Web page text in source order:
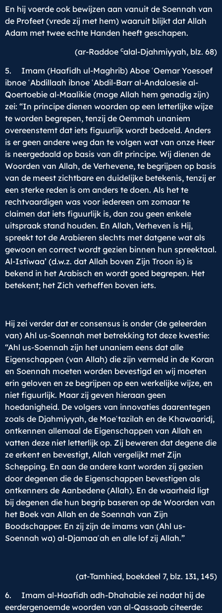
En hij voerde ook bewijzen aan vanuit de Soennah van
de Profeet (vrede zij met hem) waaruit blijkt dat Allah
Adam met twee echte Handen heeft geschapen.
(ar-Raddoe calal-Djahmiyyah, blz. 68)
5. Imam (Haafidh ul-Maghrib) Aboe ʿOemar Yoesoef
ibnoe ʿAbdillaah ibnoe ʿAbdil-Barr al-Andaloesie al-
Qoertoebie al-Maalikie (moge Allah hem genadig zijn)
zei: “In principe dienen woorden op een letterlijke wijze
te worden begrepen, tenzij de Oemmah unaniem
overeenstemt dat iets figuurlijk wordt bedoeld. Anders
is er geen andere weg dan te volgen wat van onze Heer
is neergedaald op basis van dit principe. Wij dienen de
Woorden van Allah, de Verhevene, te begrijpen op basis
van de meest zichtbare en duidelijke betekenis, tenzij er
een sterke reden is om anders te doen. Als het te
rechtvaardigen was voor iedereen om zomaar te
claimen dat iets figuurlijk is, dan zou geen enkele
uitspraak stand houden. En Allah, Verheven is Hij,
spreekt tot de Arabieren slechts met datgene wat als
gewoon en correct wordt gezien binnen hun spreektaal.
Al-Istiwaa’ (d.w.z. dat Allah boven Zijn Troon is) is
bekend in het Arabisch en wordt goed begrepen. Het
betekent; het Zich verheffen boven iets.
Hij zei verder dat er consensus is onder (de geleerden
van) Ahl us-Soennah met betrekking tot deze kwestie:
“Ahl us-Soennah zijn het unaniem eens dat alle
Eigenschappen (van Allah) die zijn vermeld in de Koran
en Soennah moeten worden bevestigd en wij moeten
erin geloven en ze begrijpen op een werkelijke wijze, en
niet figuurlijk. Maar zij geven hieraan geen
hoedanigheid. De volgers van innovaties daarentegen
zoals de Djahmiyyah, de Moeʿtazilah en de Khawaaridj,
ontkennen allemaal de Eigenschappen van Allah en
vatten deze niet letterlijk op. Zij beweren dat degene die
ze erkent en bevestigt, Allah vergelijkt met Zijn
Schepping. En aan de andere kant worden zij gezien
door degenen die de Eigenschappen bevestigen als
ontkenners de Aanbedene (Allah). En de waarheid ligt
bij degenen die hun begrip baseren op de Woorden van
het Boek van Allah en de Soennah van Zijn
Boodschapper. En zij zijn de imams van (Ahl us-
Soennah wa) al-Djamaaʿah en alle lof zij Allah.”
(at-Tamhied, boekdeel 7, blz. 131, 145)
6. Imam al-Haafidh adh-Dhahabie zei nadat hij de
eerdergenoemde woorden van al-Qassaab citeerde: